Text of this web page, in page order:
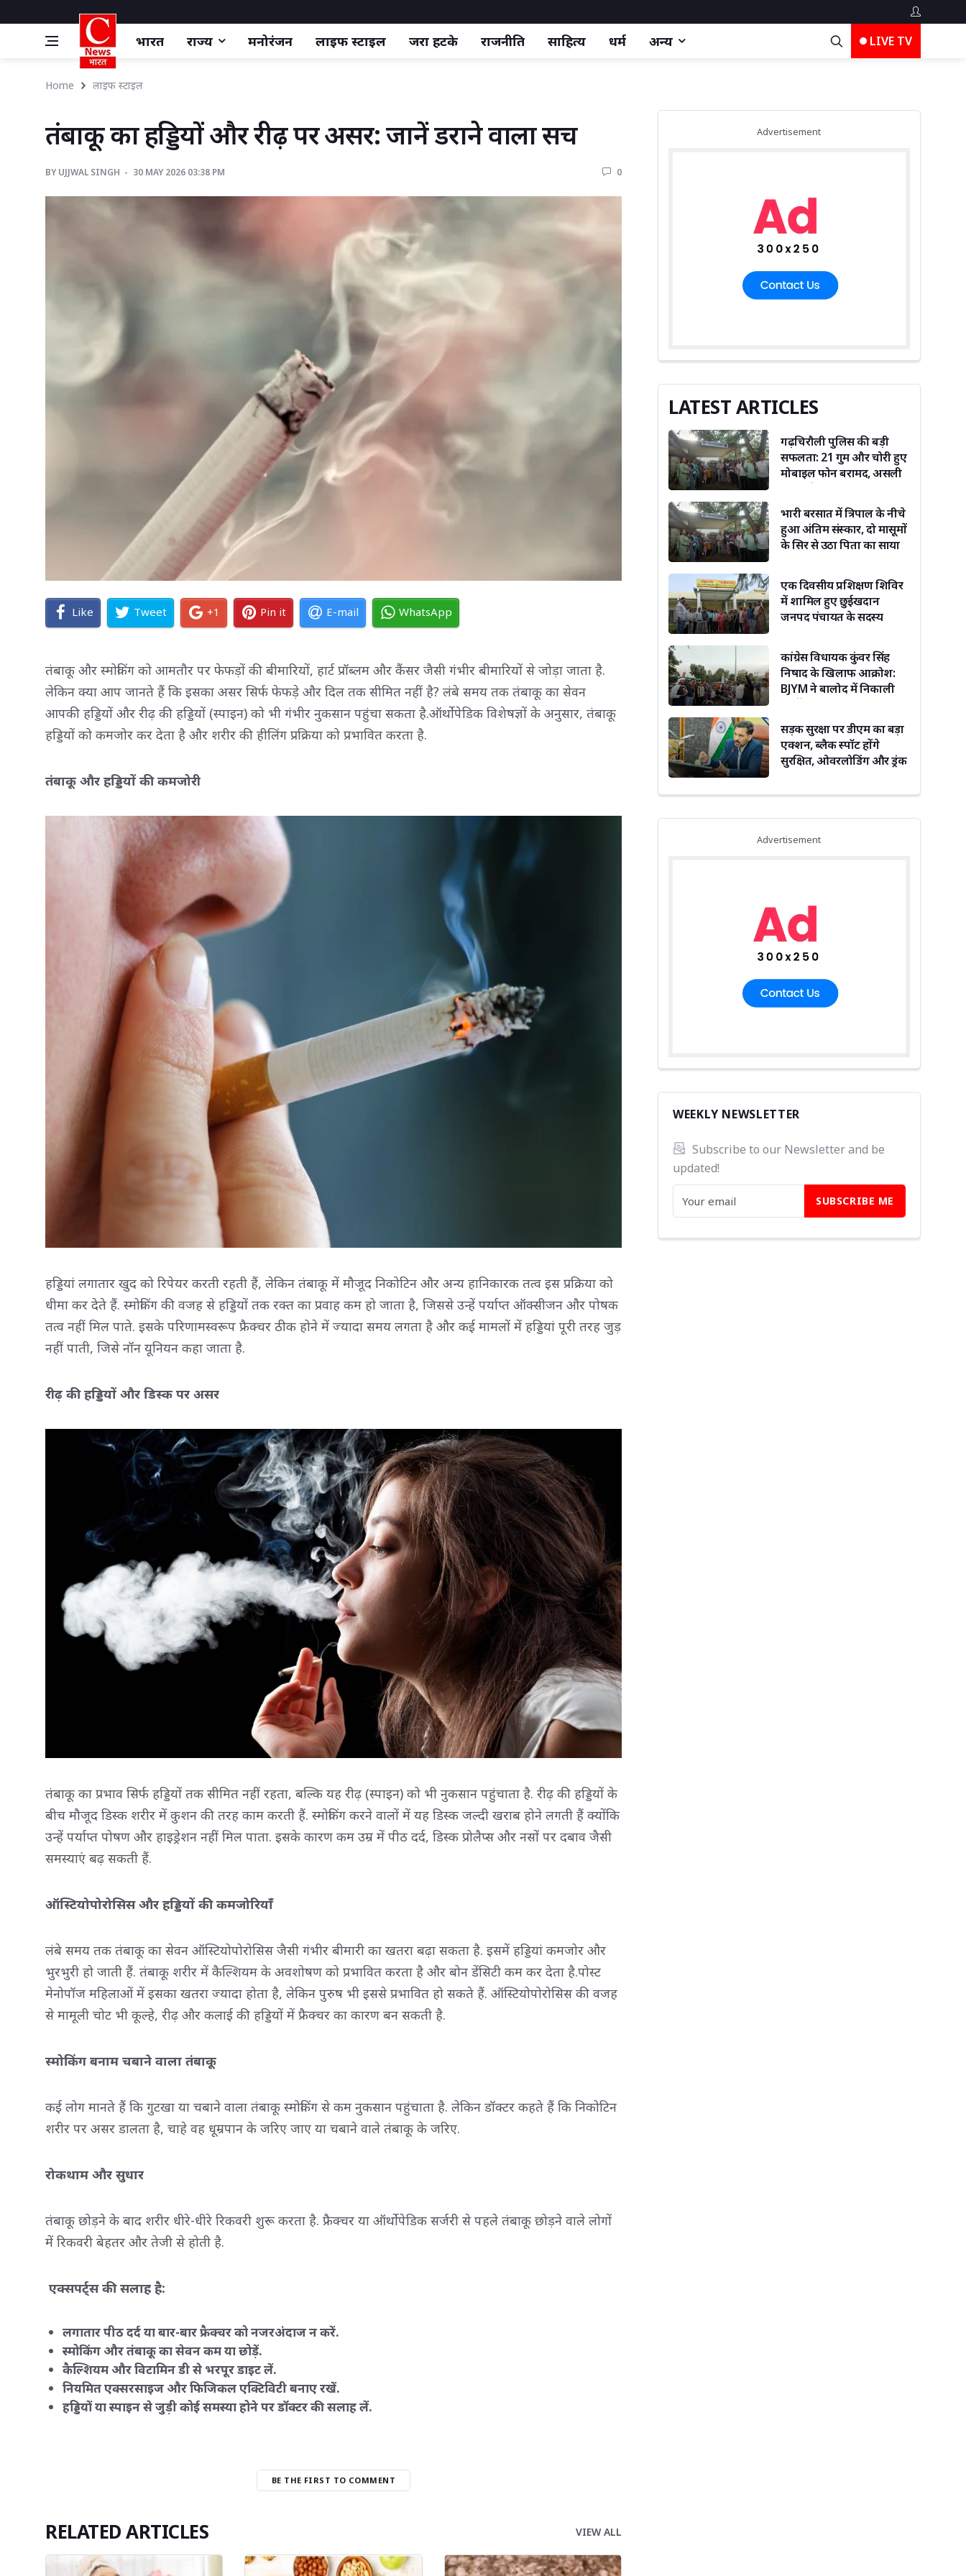
भारत राज्य मनोरंजन लाइफ स्‍टाइल जरा हटके राजनीति साहित्य धर्म अन्य LIVE TV
Home लाइफ स्‍टाइल
तंबाकू का हड्डियों और रीढ़ पर असर: जानें डराने वाला सच
BY UJJWAL SINGH 30 MAY 2026 03:38 PM 0
Like Tweet +1 Pin it E-mail WhatsApp
तंबाकू और स्मोकिंग को आमतौर पर फेफड़ों की बीमारियों, हार्ट प्रॉब्लम और कैंसर जैसी गंभीर बीमारियों से जोड़ा जाता है.
लेकिन क्या आप जानते हैं कि इसका असर सिर्फ फेफड़े और दिल तक सीमित नहीं है? लंबे समय तक तंबाकू का सेवन
आपकी हड्डियों और रीढ़ की हड्डियों (स्पाइन) को भी गंभीर नुकसान पहुंचा सकता है.ऑर्थोपेडिक विशेषज्ञों के अनुसार, तंबाकू
हड्डियों को कमजोर कर देता है और शरीर की हीलिंग प्रक्रिया को प्रभावित करता है.
तंबाकू और हड्डियों की कमजोरी
हड्डियां लगातार खुद को रिपेयर करती रहती हैं, लेकिन तंबाकू में मौजूद निकोटिन और अन्य हानिकारक तत्व इस प्रक्रिया को
धीमा कर देते हैं. स्मोकिंग की वजह से हड्डियों तक रक्त का प्रवाह कम हो जाता है, जिससे उन्हें पर्याप्त ऑक्सीजन और पोषक
तत्व नहीं मिल पाते. इसके परिणामस्वरूप फ्रैक्चर ठीक होने में ज्यादा समय लगता है और कई मामलों में हड्डियां पूरी तरह जुड़
नहीं पाती, जिसे नॉन यूनियन कहा जाता है.
रीढ़ की हड्डियों और डिस्क पर असर
तंबाकू का प्रभाव सिर्फ हड्डियों तक सीमित नहीं रहता, बल्कि यह रीढ़ (स्पाइन) को भी नुकसान पहुंचाता है. रीढ़ की हड्डियों के
बीच मौजूद डिस्क शरीर में कुशन की तरह काम करती हैं. स्मोकिंग करने वालों में यह डिस्क जल्दी खराब होने लगती हैं क्योंकि
उन्हें पर्याप्त पोषण और हाइड्रेशन नहीं मिल पाता. इसके कारण कम उम्र में पीठ दर्द, डिस्क प्रोलैप्स और नसों पर दबाव जैसी
समस्याएं बढ़ सकती हैं.
ऑस्टियोपोरोसिस और हड्डियों की कमजोरियाँ
लंबे समय तक तंबाकू का सेवन ऑस्टियोपोरोसिस जैसी गंभीर बीमारी का खतरा बढ़ा सकता है. इसमें हड्डियां कमजोर और
भुरभुरी हो जाती हैं. तंबाकू शरीर में कैल्शियम के अवशोषण को प्रभावित करता है और बोन डेंसिटी कम कर देता है.पोस्ट
मेनोपॉज महिलाओं में इसका खतरा ज्यादा होता है, लेकिन पुरुष भी इससे प्रभावित हो सकते हैं. ऑस्टियोपोरोसिस की वजह
से मामूली चोट भी कूल्हे, रीढ़ और कलाई की हड्डियों में फ्रैक्चर का कारण बन सकती है.
स्मोकिंग बनाम चबाने वाला तंबाकू
कई लोग मानते हैं कि गुटखा या चबाने वाला तंबाकू स्मोकिंग से कम नुकसान पहुंचाता है. लेकिन डॉक्टर कहते हैं कि निकोटिन
शरीर पर असर डालता है, चाहे वह धूम्रपान के जरिए जाए या चबाने वाले तंबाकू के जरिए.
रोकथाम और सुधार
तंबाकू छोड़ने के बाद शरीर धीरे-धीरे रिकवरी शुरू करता है. फ्रैक्चर या ऑर्थोपेडिक सर्जरी से पहले तंबाकू छोड़ने वाले लोगों
में रिकवरी बेहतर और तेजी से होती है.
एक्सपर्ट्स की सलाह है:
लगातार पीठ दर्द या बार-बार फ्रैक्चर को नजरअंदाज न करें.
स्मोकिंग और तंबाकू का सेवन कम या छोड़ें.
कैल्शियम और विटामिन डी से भरपूर डाइट लें.
नियमित एक्सरसाइज और फिजिकल एक्टिविटी बनाए रखें.
हड्डियों या स्पाइन से जुड़ी कोई समस्या होने पर डॉक्टर की सलाह लें.
BE THE FIRST TO COMMENT
RELATED ARTICLES VIEW ALL
Advertisement
LATEST ARTICLES
गढ़चिरौली पुलिस की बड़ी
सफलता: 21 गुम और चोरी हुए
मोबाइल फोन बरामद, असली
भारी बरसात में त्रिपाल के नीचे
हुआ अंतिम संस्कार, दो मासूमों
के सिर से उठा पिता का साया
एक दिवसीय प्रशिक्षण शिविर
में शामिल हुए छुईखदान
जनपद पंचायत के सदस्य
कांग्रेस विधायक कुंवर सिंह
निषाद के खिलाफ आक्रोश:
BJYM ने बालोद में निकाली
सड़क सुरक्षा पर डीएम का बड़ा
एक्शन, ब्लैक स्पॉट होंगे
सुरक्षित, ओवरलोडिंग और ड्रंक
Advertisement
WEEKLY NEWSLETTER
Subscribe to our Newsletter and be
updated!